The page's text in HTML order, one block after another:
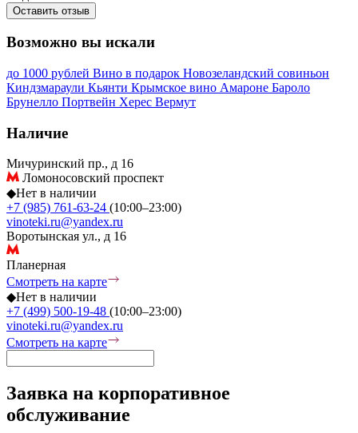
Оставить отзыв
Возможно вы искали
до 1000 рублей Вино в подарок Новозеландский совиньон
Киндзмараули Кьянти Крымское вино Амароне Бароло
Брунелло Портвейн Херес Вермут
Наличие
Мичуринский пр., д 16
Ломоносовский проспект
◆Нет в наличии
+7 (985) 761-63-24 (10:00–23:00)
vinoteki.ru@yandex.ru
Воротынская ул., д 16
Планерная
Смотреть на карте
◆Нет в наличии
+7 (499) 500-19-48 (10:00–23:00)
vinoteki.ru@yandex.ru
Смотреть на карте
Заявка на корпоративное
обслуживание